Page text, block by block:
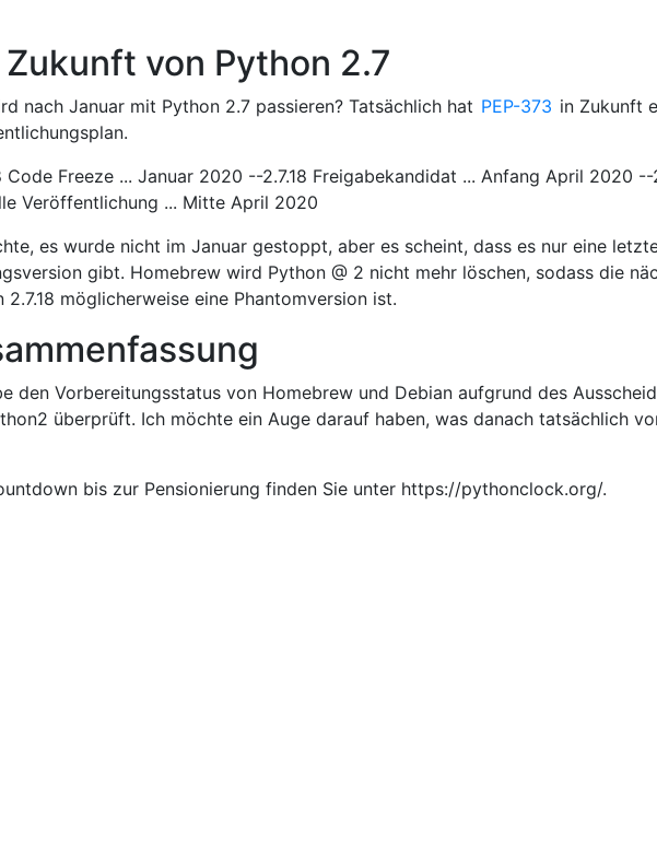
Zukunft von Python 2.7
nach Januar mit Python 2.7 passieren? Tatsächlich hat PEP-373 in Zukunft
Code Freeze ... Januar 2020 --2.7.18 Freigabekandidat ... Anfang April 2020 --
Veröffentlichung ... Mitte April 2020
es wurde nicht im Januar gestoppt, aber es scheint, dass es nur eine
gibt. Homebrew wird Python @ 2 nicht mehr löschen, sodass die
2.7.18 möglicherweise eine Phantomversion ist.
den Vorbereitungsstatus von Homebrew und Debian aufgrund des
überprüft. Ich möchte ein Auge darauf haben, was danach tatsächlich
bis zur Pensionierung finden Sie unter https://pythonclock.org/.